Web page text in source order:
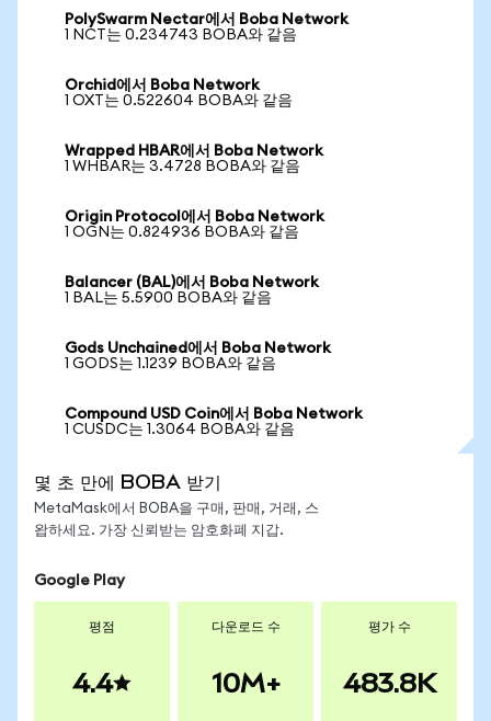
PolySwarm Nectar에서 Boba Network
1 NCT는 0.234743 BOBA와 같음
Orchid에서 Boba Network
1 OXT는 0.522604 BOBA와 같음
Wrapped HBAR에서 Boba Network
1 WHBAR는 3.4728 BOBA와 같음
Origin Protocol에서 Boba Network
1 OGN는 0.824936 BOBA와 같음
Balancer (BAL)에서 Boba Network
1 BAL는 5.5900 BOBA와 같음
Gods Unchained에서 Boba Network
1 GODS는 1.1239 BOBA와 같음
Compound USD Coin에서 Boba Network
1 CUSDC는 1.3064 BOBA와 같음
몇 초 만에 BOBA 받기
MetaMask에서 BOBA을 구매, 판매, 거래, 스
왑하세요. 가장 신뢰받는 암호화폐 지갑.
Google Play
평점
4.4
다운로드 수
10M+
평가 수
483.8K